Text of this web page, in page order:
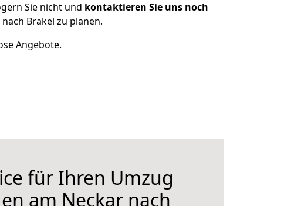
Sie nicht und kontaktieren Sie uns noch
Brakel zu planen.
Angebote.
für Ihren Umzug
am Neckar nach